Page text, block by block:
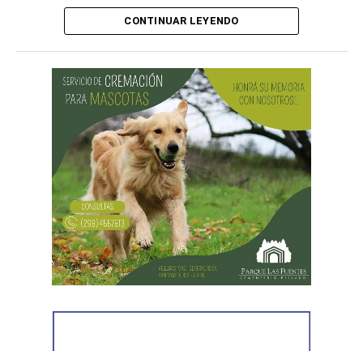
emergencias para informar lo que estaba ocurriendo.
hombres le habían sustraído una bolsa con dinero en
efectivo y dos teléfonos celulares. En el lugar se
recuperó parte de los bienes robados y se detuvo al
primer involucrado.
En forma paralela, otra comisión policial se dirigió a
una vivienda ubicada en el barrio Villa Obrera,
señalada por la víctima. Allí se identificó al segundo
sospechosoy se llevaron adelante distintas diligencias
en el marco de la investigación.
CONTINUAR LEYENDO